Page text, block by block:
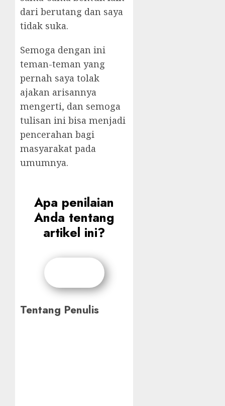
dari berutang dan saya
tidak suka.
Semoga dengan ini
teman-teman yang
pernah saya tolak
ajakan arisannya
mengerti, dan semoga
tulisan ini bisa menjadi
pencerahan bagi
masyarakat pada
umumnya.
Apa penilaian
Anda tentang
artikel ini?
Tentang Penulis